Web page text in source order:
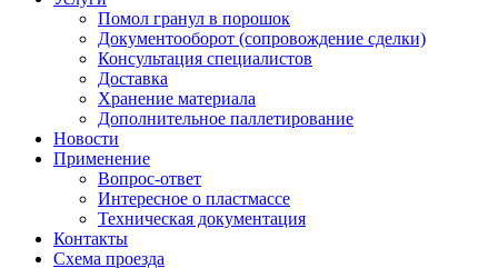
Помол гранул в порошок
Документооборот (сопровождение сделки)
Консультация специалистов
Доставка
Хранение материала
Дополнительное паллетирование
Новости
Применение
Вопрос-ответ
Интересное о пластмассе
Техническая документация
Контакты
Схема проезда